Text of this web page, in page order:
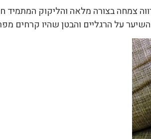
צמחה בצורה מלאה והליקוק
על הרגליים והבטן שהיו קרחים